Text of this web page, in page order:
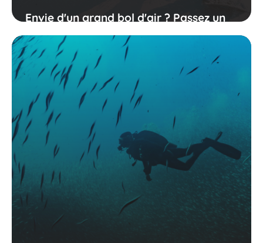
Envie d'un grand bol d'air ? Passez un
sejour en montagne !